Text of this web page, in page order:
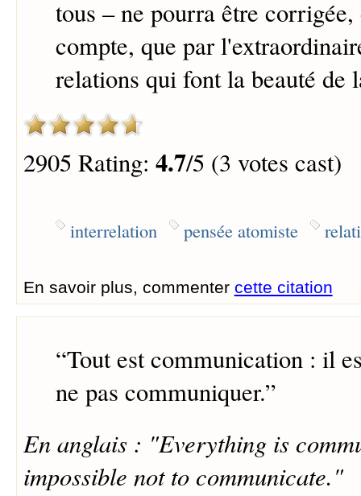
tous – ne pourra être
compte, que par
relations qui font la beauté de
2905 Rating: 4.7/5 (3 votes cast)
interrelation pensée atomiste
En savoir plus, commenter cette citation
“Tout est communication : il
ne pas communiquer.”
En anglais : "Everything is
impossible not to communicate."